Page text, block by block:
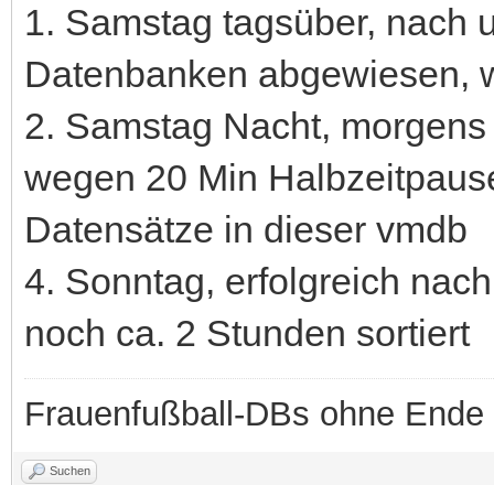
1. Samstag tagsüber, nach
Datenbanken abgewiesen,
2. Samstag Nacht,
wegen 20 Min
Datensätze in dieser vmdb
4. Sonntag, erfolgreich
noch ca. 2 Stunden sortiert
Frauenfußball-DBs ohne Ende
Suchen